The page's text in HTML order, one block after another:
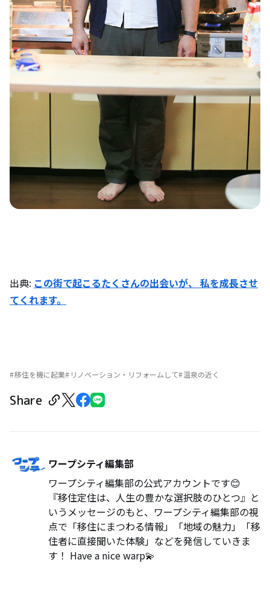
出典: この街で起こるたくさんの出会いが、 私を成長させ
てくれます。
移住を機に起業 リノベーション・リフォームして 温泉の近く
Share
ワープシティ編集部
ワープシティ編集部の公式アカウントです😊
『移住定住は、人生の豊かな選択肢のひとつ』と
いうメッセージのもと、ワープシティ編集部の視
点で「移住にまつわる情報」「地域の魅力」「移
住者に直接聞いた体験」などを発信していきま
す！ Have a nice warp💫